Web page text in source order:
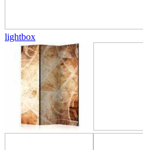
lightbox